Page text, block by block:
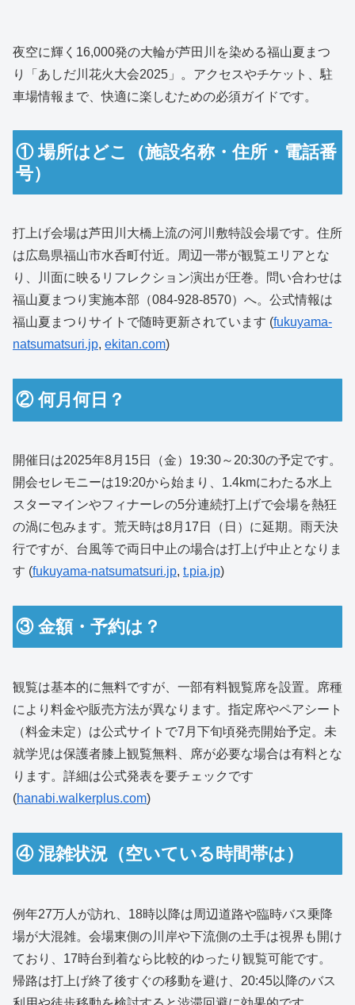
夜空に輝く16,000発の大輪が芦田川を染める福山夏まつ
り「あしだ川花火大会2025」。アクセスやチケット、駐
車場情報まで、快適に楽しむための必須ガイドです。
① 場所はどこ（施設名称・住所・電話番
号）
打上げ会場は芦田川大橋上流の河川敷特設会場です。住所
は広島県福山市水呑町付近。周辺一帯が観覧エリアとな
り、川面に映るリフレクション演出が圧巻。問い合わせは
福山夏まつり実施本部（084-928-8570）へ。公式情報は
福山夏まつりサイトで随時更新されています (fukuyama-
natsumatsuri.jp, ekitan.com)
② 何月何日？
開催日は2025年8月15日（金）19:30～20:30の予定です。
開会セレモニーは19:20から始まり、1.4kmにわたる水上
スターマインやフィナーレの5分連続打上げで会場を熱狂
の渦に包みます。荒天時は8月17日（日）に延期。雨天決
行ですが、台風等で両日中止の場合は打上げ中止となりま
す (fukuyama-natsumatsuri.jp, t.pia.jp)
③ 金額・予約は？
観覧は基本的に無料ですが、一部有料観覧席を設置。席種
により料金や販売方法が異なります。指定席やペアシート
（料金未定）は公式サイトで7月下旬頃発売開始予定。未
就学児は保護者膝上観覧無料、席が必要な場合は有料とな
ります。詳細は公式発表を要チェックです
(hanabi.walkerplus.com)
④ 混雑状況（空いている時間帯は）
例年27万人が訪れ、18時以降は周辺道路や臨時バス乗降
場が大混雑。会場東側の川岸や下流側の土手は視界も開け
ており、17時台到着なら比較的ゆったり観覧可能です。
帰路は打上げ終了後すぐの移動を避け、20:45以降のバス